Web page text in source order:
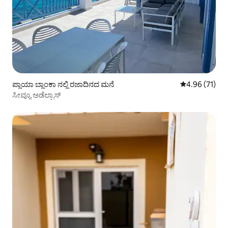
ಪ್ಲಾಯಾ ಬ್ಲಾಂಕಾ ನಲ್ಲಿ ರಜಾದಿನದ ಮನೆ 5 ರಲ್ಲಿ 4.96
4.96 (71)
ಸೀವ್ಯೂ ಅಡೆಲ್ಫಾಸ್